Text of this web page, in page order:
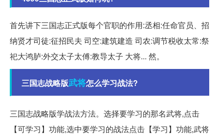
首先讲下三国志正式版每个官职的作用:丞相:任命官员、招
纳贤才司徒:征招民夫 司空:建筑建造 司农:调节税收太常:祭
祀大鸿胪:外交太子太傅:教导太子 大将... 然。
三国志战略版武将怎么学习战法?
三国志战略版学战法方法。选择要学习的那名武将,点击
【可学习】功能,选中要学习的战法点击【学习】功能,武将